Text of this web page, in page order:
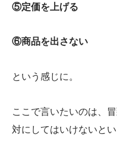
⑤定価を上げる
⑥商品を出さない
という感じに。
ここで言いたいのは、
対にしてはいけないとい